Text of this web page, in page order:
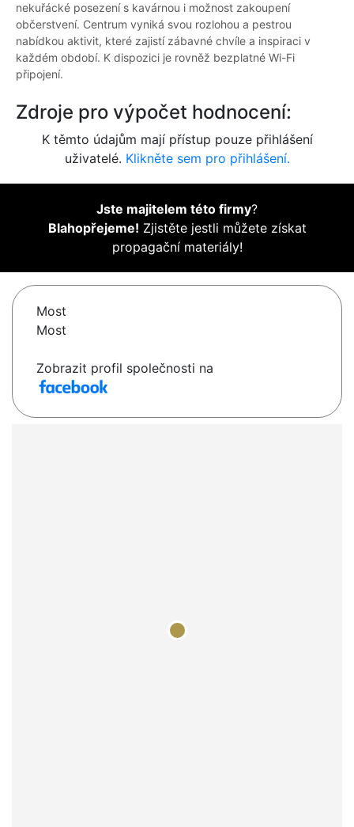
nekuřácké posezení s kavárnou i možnost zakoupení
občerstvení. Centrum vyniká svou rozlohou a pestrou
nabídkou aktivit, které zajistí zábavné chvíle a inspiraci v
každém období. K dispozici je rovněž bezplatné Wi-Fi
připojení.
Zdroje pro výpočet hodnocení:
K těmto údajům mají přístup pouze přihlášení
uživatelé. Klikněte sem pro přihlášení.
Jste majitelem této firmy?
Blahopřejeme! Zjistěte jestli můžete získat
propagační materiály!
Most
Most
Zobrazit profil společnosti na